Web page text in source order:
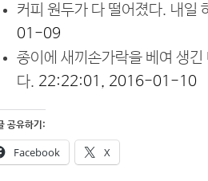
커피 원두가 다 떨어졌다. 내일
01-09
종이에 새끼손가락을 베여 생
다. 22:22:01, 2016-01-10
공유하기:
Facebook X